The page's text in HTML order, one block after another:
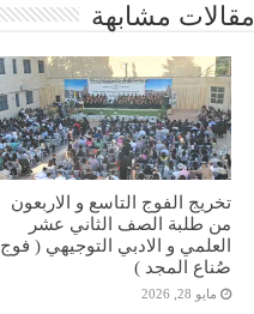
مقالات مشابهة
تخريج الفوج التاسع و الاربعون
من طلبة الصف الثاني عشر
العلمي و الادبي التوجيهي ( فوج
صُناع المجد )
مايو 28, 2026